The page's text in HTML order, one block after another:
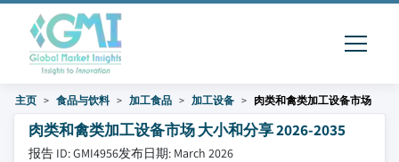
主页 食品与饮料 加工食品 加工设备 肉类和禽类加工设备市场
肉类和禽类加工设备市场 大小和分享 2026-2035
报告 ID: GMI4956发布日期: March 2026